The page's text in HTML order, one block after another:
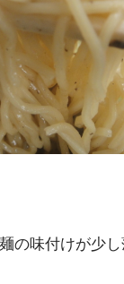
の味付けが少